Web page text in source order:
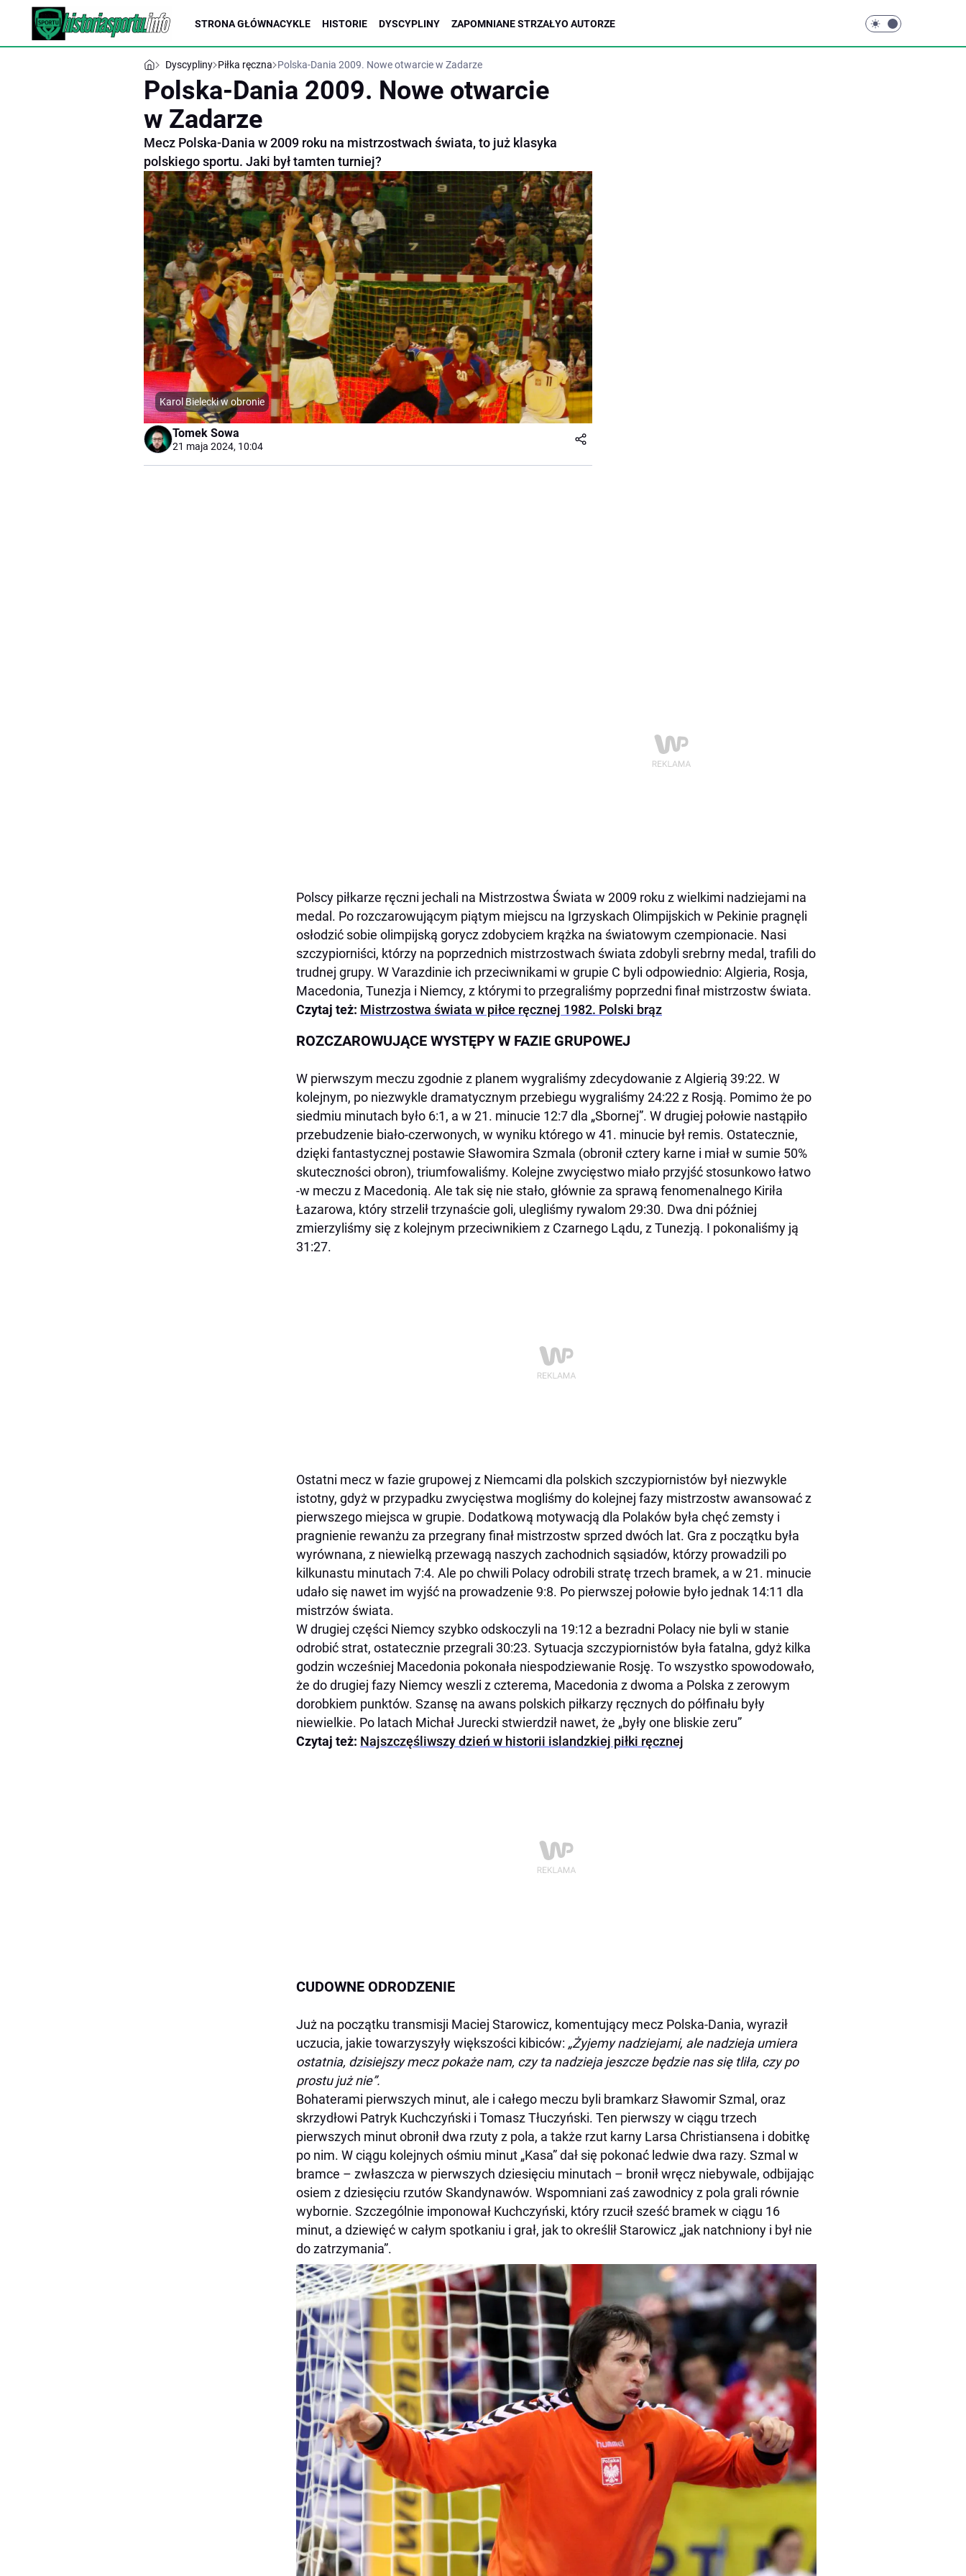
STRONA GŁÓWNACYKLE HISTORIE DYSCYPLINY ZAPOMNIANE STRZAŁYO AUTORZE
Dyscypliny Piłka ręczna Polska-Dania 2009. Nowe otwarcie w Zadarze
Polska-Dania 2009. Nowe otwarcie
w Zadarze
Mecz Polska-Dania w 2009 roku na mistrzostwach świata, to już klasyka
polskiego sportu. Jaki był tamten turniej?
Karol Bielecki w obronie
Tomek Sowa
21 maja 2024, 10:04
Polscy piłkarze ręczni jechali na Mistrzostwa Świata w 2009 roku z wielkimi nadziejami na
medal. Po rozczarowującym piątym miejscu na Igrzyskach Olimpijskich w Pekinie pragnęli
osłodzić sobie olimpijską gorycz zdobyciem krążka na światowym czempionacie. Nasi
szczypiorniści, którzy na poprzednich mistrzostwach świata zdobyli srebrny medal, trafili do
trudnej grupy. W Varazdinie ich przeciwnikami w grupie C byli odpowiednio: Algieria, Rosja,
Macedonia, Tunezja i Niemcy, z którymi to przegraliśmy poprzedni finał mistrzostw świata.
Czytaj też: Mistrzostwa świata w piłce ręcznej 1982. Polski brąz
ROZCZAROWUJĄCE WYSTĘPY W FAZIE GRUPOWEJ
W pierwszym meczu zgodnie z planem wygraliśmy zdecydowanie z Algierią 39:22. W
kolejnym, po niezwykle dramatycznym przebiegu wygraliśmy 24:22 z Rosją. Pomimo że po
siedmiu minutach było 6:1, a w 21. minucie 12:7 dla „Sbornej”. W drugiej połowie nastąpiło
przebudzenie biało-czerwonych, w wyniku którego w 41. minucie był remis. Ostatecznie,
dzięki fantastycznej postawie Sławomira Szmala (obronił cztery karne i miał w sumie 50%
skuteczności obron), triumfowaliśmy. Kolejne zwycięstwo miało przyjść stosunkowo łatwo
-w meczu z Macedonią. Ale tak się nie stało, głównie za sprawą fenomenalnego Kiriła
Łazarowa, który strzelił trzynaście goli, ulegliśmy rywalom 29:30. Dwa dni później
zmierzyliśmy się z kolejnym przeciwnikiem z Czarnego Lądu, z Tunezją. I pokonaliśmy ją
31:27.
Ostatni mecz w fazie grupowej z Niemcami dla polskich szczypiornistów był niezwykle
istotny, gdyż w przypadku zwycięstwa mogliśmy do kolejnej fazy mistrzostw awansować z
pierwszego miejsca w grupie. Dodatkową motywacją dla Polaków była chęć zemsty i
pragnienie rewanżu za przegrany finał mistrzostw sprzed dwóch lat. Gra z początku była
wyrównana, z niewielką przewagą naszych zachodnich sąsiadów, którzy prowadzili po
kilkunastu minutach 7:4. Ale po chwili Polacy odrobili stratę trzech bramek, a w 21. minucie
udało się nawet im wyjść na prowadzenie 9:8. Po pierwszej połowie było jednak 14:11 dla
mistrzów świata.
W drugiej części Niemcy szybko odskoczyli na 19:12 a bezradni Polacy nie byli w stanie
odrobić strat, ostatecznie przegrali 30:23. Sytuacja szczypiornistów była fatalna, gdyż kilka
godzin wcześniej Macedonia pokonała niespodziewanie Rosję. To wszystko spowodowało,
że do drugiej fazy Niemcy weszli z czterema, Macedonia z dwoma a Polska z zerowym
dorobkiem punktów. Szansę na awans polskich piłkarzy ręcznych do półfinału były
niewielkie. Po latach Michał Jurecki stwierdził nawet, że „były one bliskie zeru”
Czytaj też: Najszczęśliwszy dzień w historii islandzkiej piłki ręcznej
CUDOWNE ODRODZENIE
Już na początku transmisji Maciej Starowicz, komentujący mecz Polska-Dania, wyraził
uczucia, jakie towarzyszyły większości kibiców: „Żyjemy nadziejami, ale nadzieja umiera
ostatnia, dzisiejszy mecz pokaże nam, czy ta nadzieja jeszcze będzie nas się tliła, czy po
prostu już nie”.
Bohaterami pierwszych minut, ale i całego meczu byli bramkarz Sławomir Szmal, oraz
skrzydłowi Patryk Kuchczyński i Tomasz Tłuczyński. Ten pierwszy w ciągu trzech
pierwszych minut obronił dwa rzuty z pola, a także rzut karny Larsa Christiansena i dobitkę
po nim. W ciągu kolejnych ośmiu minut „Kasa” dał się pokonać ledwie dwa razy. Szmal w
bramce – zwłaszcza w pierwszych dziesięciu minutach – bronił wręcz niebywale, odbijając
osiem z dziesięciu rzutów Skandynawów. Wspomniani zaś zawodnicy z pola grali równie
wybornie. Szczególnie imponował Kuchczyński, który rzucił sześć bramek w ciągu 16
minut, a dziewięć w całym spotkaniu i grał, jak to określił Starowicz „jak natchniony i był nie
do zatrzymania”.